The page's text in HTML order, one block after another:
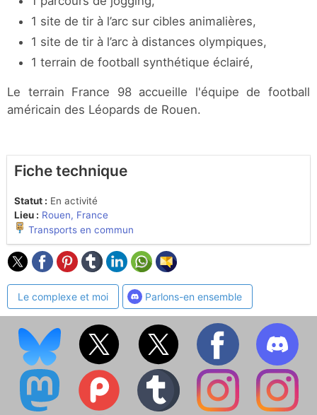
1 site de tir à l’arc sur cibles animalières,
1 site de tir à l’arc à distances olympiques,
1 terrain de football synthétique éclairé,
Le terrain France 98 accueille l'équipe de football
américain des Léopards de Rouen.
Fiche technique
Statut : En activité
Lieu : Rouen, France
Transports en commun
Le complexe et moi Parlons-en ensemble